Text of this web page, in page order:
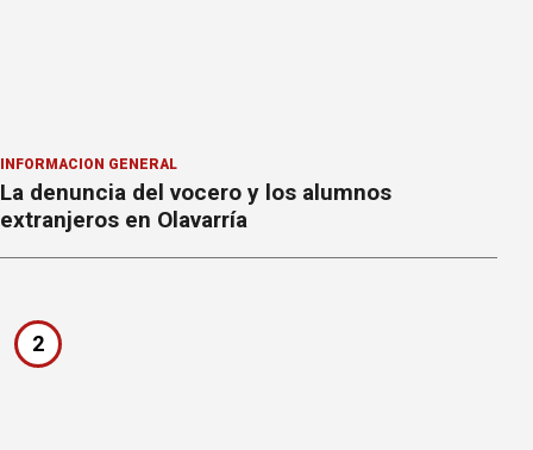
INFORMACION GENERAL
La denuncia del vocero y los alumnos
extranjeros en Olavarría
2